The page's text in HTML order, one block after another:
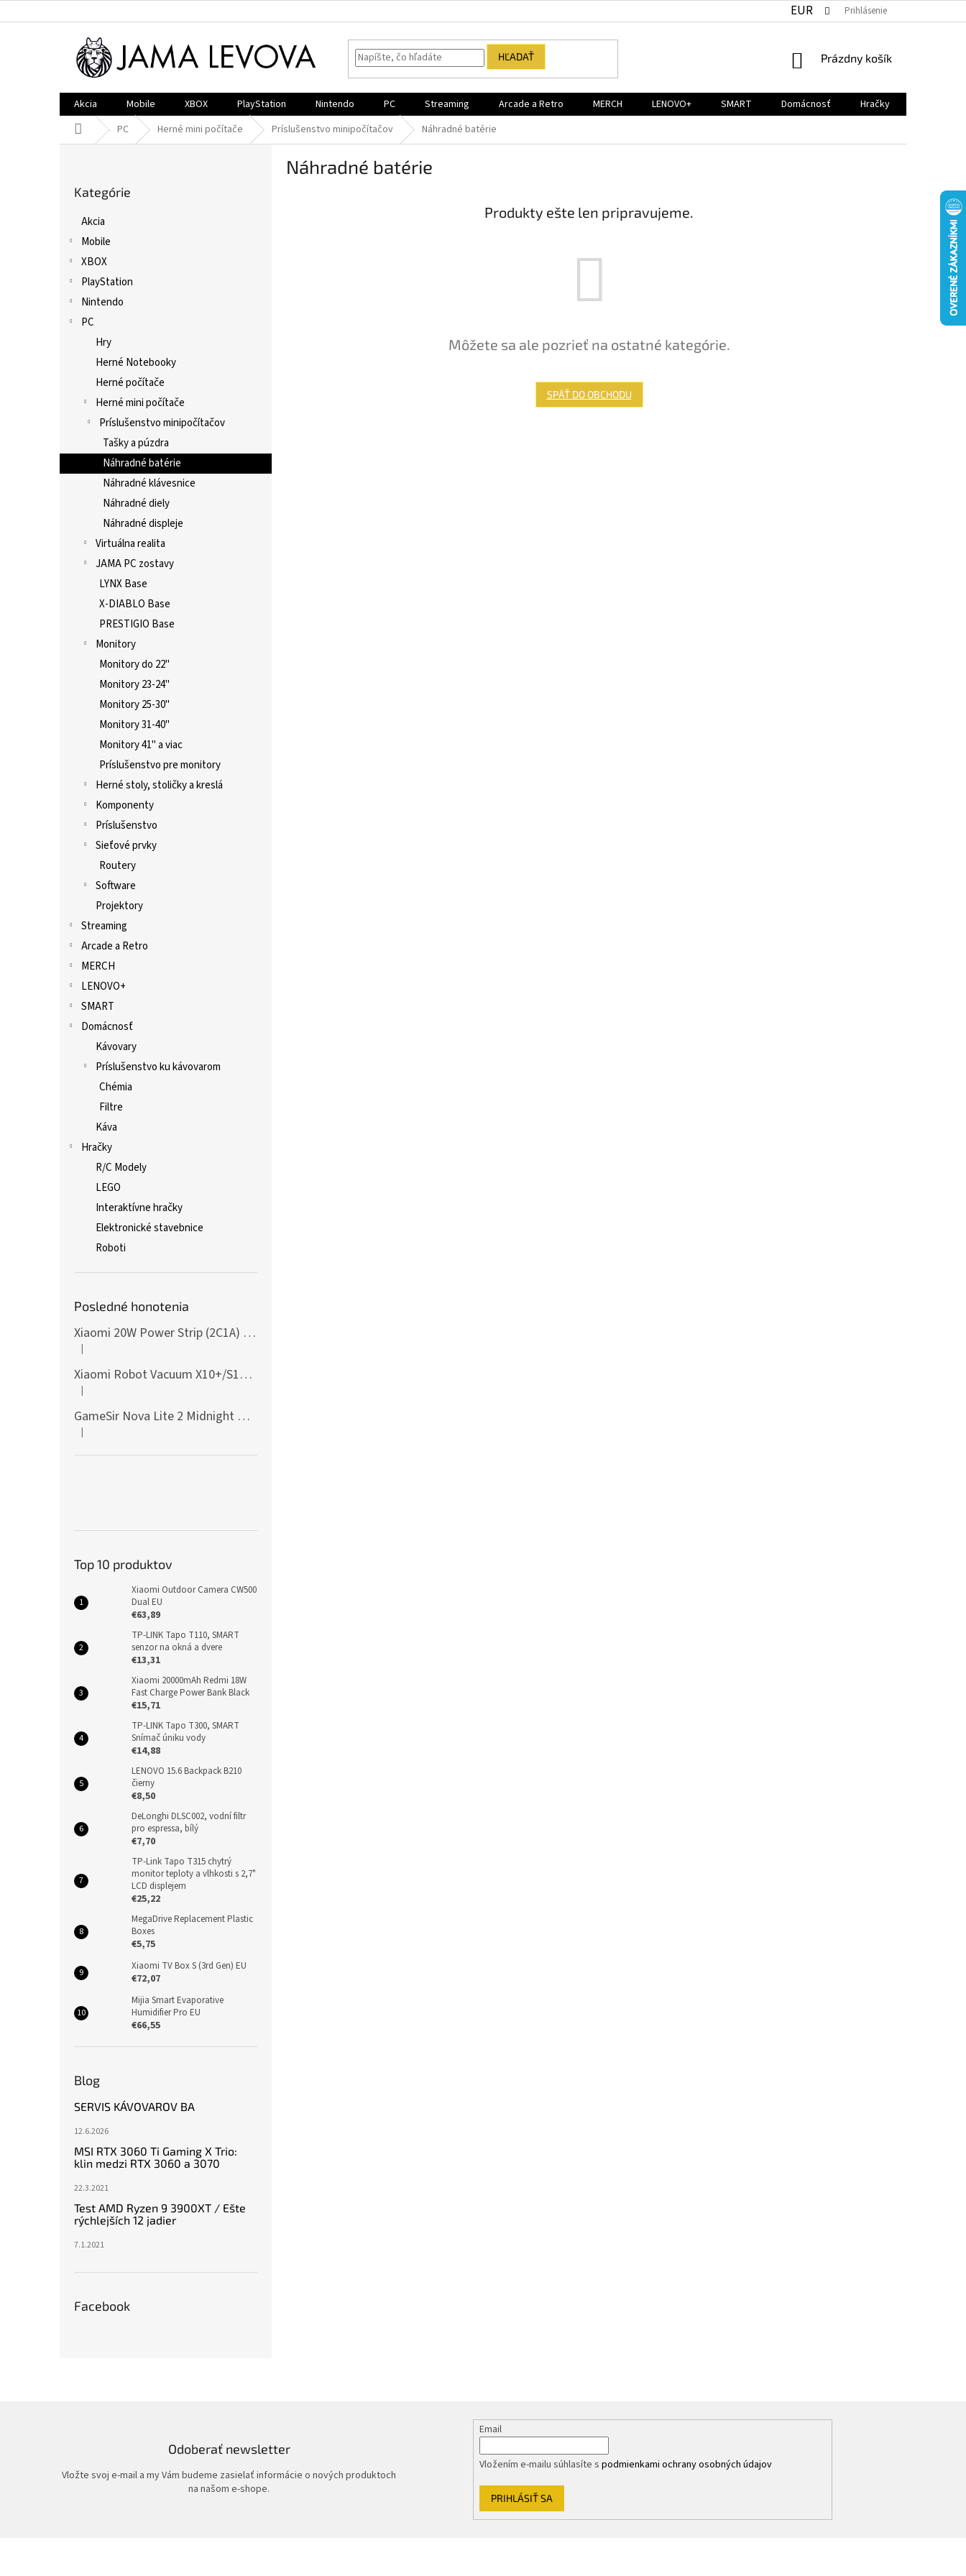
na
EUR Prihlásenie
HĽADAŤ
NÁKUPNÝ
Prázdny košík
Akcia Mobile XBOX PlayStation Nintendo PC Streaming Arcade a Retro MERCH LENOVO+ SMART Domácnosť
Hračky
DomovPC Herné mini počítače Príslušenstvo minipočítačov Náhradné batérie
kategórie
Kategórie
Akcia
Mobile
XBOX
PlayStation
Nintendo
PC
Hry
Herné Notebooky
Herné počítače
Herné mini počítače
Príslušenstvo minipočítačov
Tašky a púzdra
Náhradné batérie
Náhradné klávesnice
Náhradné diely
Náhradné displeje
Virtuálna realita
JAMA PC zostavy
LYNX Base
X-DIABLO Base
PRESTIGIO Base
Monitory
Monitory do 22"
Monitory 23-24"
Monitory 25-30"
Monitory 31-40"
Monitory 41" a viac
Príslušenstvo pre monitory
Herné stoly, stoličky a kreslá
Komponenty
Príslušenstvo
Sieťové prvky
Routery
Software
Projektory
Streaming
Arcade a Retro
MERCH
LENOVO+
SMART
Domácnosť
Kávovary
Príslušenstvo ku kávovarom
Chémia
Filtre
Káva
Hračky
R/C Modely
LEGO
Interaktívne hračky
Elektronické stavebnice
Roboti
Posledné honotenia
Xiaomi 20W Power Strip (2C1A) EU
Hodnotenie produktu je 5 z 5 hviezdičiek.
|
Xiaomi Robot Vacuum X10+/S10+/X10/X20+ Side Brush
Hodnotenie produktu je 5 z 5 hviezdičiek.
|
GameSir Nova Lite 2 Midnight Gray
Hodnotenie produktu je 5 z 5 hviezdičiek.
|
Top 10 produktov
Xiaomi Outdoor Camera CW500
Dual EU
€63,89
TP-LINK Tapo T110, SMART
senzor na okná a dvere
€13,31
Xiaomi 20000mAh Redmi 18W
Fast Charge Power Bank Black
€15,71
TP-LINK Tapo T300, SMART
Snímač úniku vody
€14,88
LENOVO 15.6 Backpack B210
čierny
€8,50
DeLonghi DLSC002, vodní filtr
pro espressa, bílý
€7,70
TP-Link Tapo T315 chytrý
monitor teploty a vlhkosti s 2,7"
LCD displejem
€25,22
MegaDrive Replacement Plastic
Boxes
€5,75
Xiaomi TV Box S (3rd Gen) EU
€72,07
Mijia Smart Evaporative
Humidifier Pro EU
€66,55
Blog
SERVIS KÁVOVAROV BA
12.6.2026
MSI RTX 3060 Ti Gaming X Trio:
klin medzi RTX 3060 a 3070
22.3.2021
Test AMD Ryzen 9 3900XT / Ešte
rýchlejších 12 jadier
7.1.2021
Facebook
Náhradné batérie
Produkty ešte len pripravujeme.
Môžete sa ale pozrieť na ostatné kategórie.
SPÄŤ DO OBCHODU
Odoberať newsletter
Vložte svoj e-mail a my Vám budeme zasielať informácie o nových produktoch
na našom e-shope.
Email
Vložením e-mailu súhlasíte spodmienkami ochrany osobných údajov
PRIHLÁSIŤ SA